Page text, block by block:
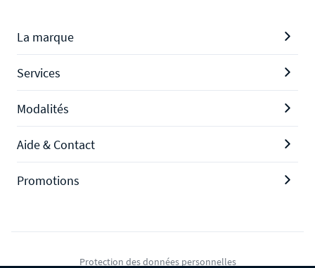
La marque
Services
Modalités
Aide & Contact
Promotions
Protection des données personnelles